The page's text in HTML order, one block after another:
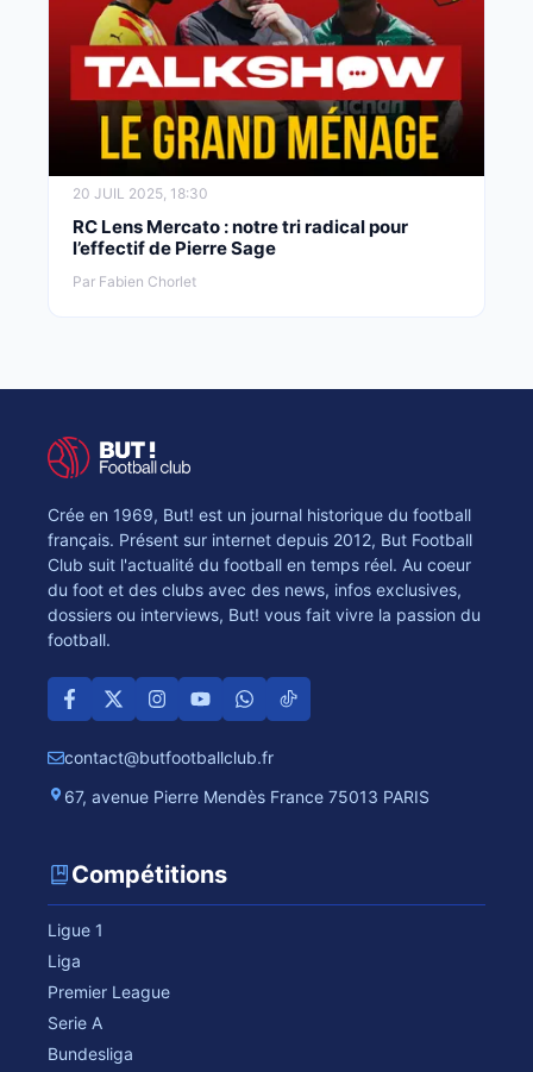
20 JUIL 2025, 18:30
RC Lens Mercato : notre tri radical pour
l’effectif de Pierre Sage
Par Fabien Chorlet
Crée en 1969, But! est un journal historique du football
français. Présent sur internet depuis 2012, But Football
Club suit l'actualité du football en temps réel. Au coeur
du foot et des clubs avec des news, infos exclusives,
dossiers ou interviews, But! vous fait vivre la passion du
football.
contact@butfootballclub.fr
67, avenue Pierre Mendès France 75013 PARIS
Compétitions
Ligue 1
Liga
Premier League
Serie A
Bundesliga